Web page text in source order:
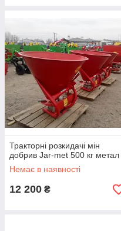
Тракторні розкидачі мін
добрив Jar-met 500 кг метал
Немає в наявності
12 200 ₴